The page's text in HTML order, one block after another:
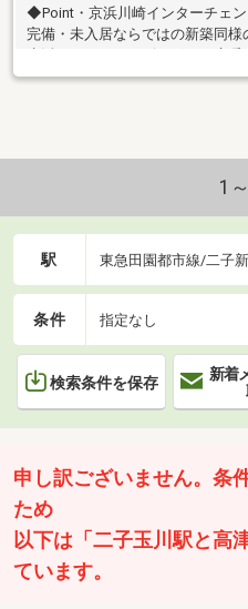
◆Point・京浜川崎インターチェ
完備・未入居ならではの新築同様
現・冷蔵庫や食器棚を置いても
をご購入する際の不安をサポート
1
駅 東急田園都市線/二子
条件 指定なし
検索条件を保存
新着
申し訳ございません。条
ため
以下は「二子玉川駅と高
ています。